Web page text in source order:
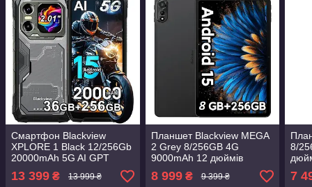
Смартфон Blackview
XPLORE 1 Black 12/256Gb
20000mAh 5G AI GPT
Android 15 GLOBAL
13 399 ₴ 13 999 ₴
Планшет Blackview MEGA
2 Grey 8/256GB 4G
9000mAh 12 дюймів
Android 15 + чохол, скло,
стілус
8 999₴ 9 399 ₴
8/
7